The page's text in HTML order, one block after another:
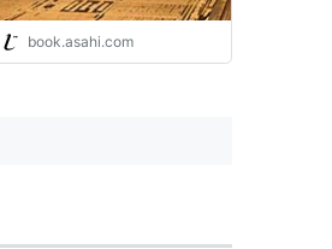
book.asahi.com